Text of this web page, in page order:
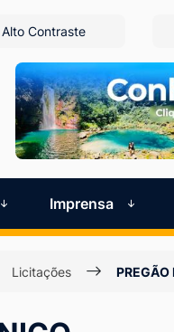
Alto Contraste
Imprensa
Licitações PREGÃO